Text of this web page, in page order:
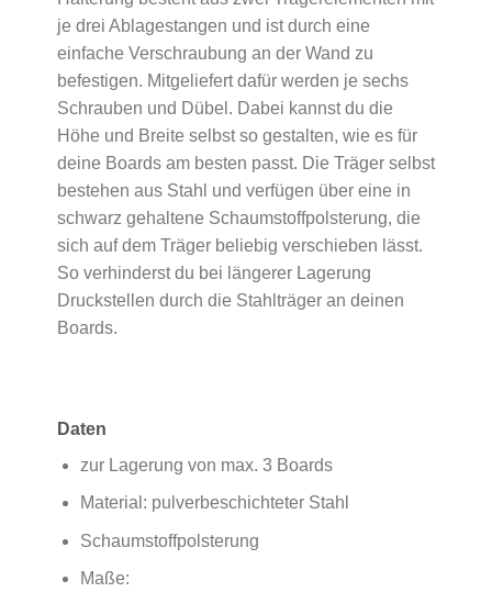
je drei Ablagestangen und ist durch eine
einfache Verschraubung an der Wand zu
befestigen. Mitgeliefert dafür werden je sechs
Schrauben und Dübel. Dabei kannst du die
Höhe und Breite selbst so gestalten, wie es für
deine Boards am besten passt. Die Träger selbst
bestehen aus Stahl und verfügen über eine in
schwarz gehaltene Schaumstoffpolsterung, die
sich auf dem Träger beliebig verschieben lässt.
So verhinderst du bei längerer Lagerung
Druckstellen durch die Stahlträger an deinen
Boards.
Daten
zur Lagerung von max. 3 Boards
Material: pulverbeschichteter Stahl
Schaumstoffpolsterung
Maße: